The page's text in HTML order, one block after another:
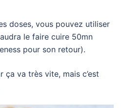
doses, vous pouvez utiliser
le faire cuire 50mn
pour son retour).
ça va très vite, mais c’est